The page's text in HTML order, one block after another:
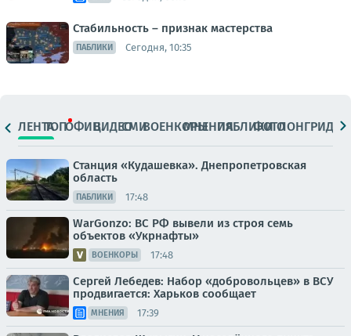
Стабильность – признак мастерства
ПАБЛИКИ Сегодня, 10:35
ЛЕНТАТОПОФИЦ.ВИДЕОСМИВОЕНКОРЫМНЕНИЯПАБЛИКИ
ФОТОЛОНГРИДЫ
Станция «Кудашевка». Днепропетровская
область
ПАБЛИКИ 17:48
WarGonzo: ВС РФ вывели из строя семь
объектов «Укрнафты»
ВОЕНКОРЫ 17:48
Сергей Лебедев: Набор «добровольцев» в ВСУ
продвигается: Харьков сообщает
МНЕНИЯ 17:39